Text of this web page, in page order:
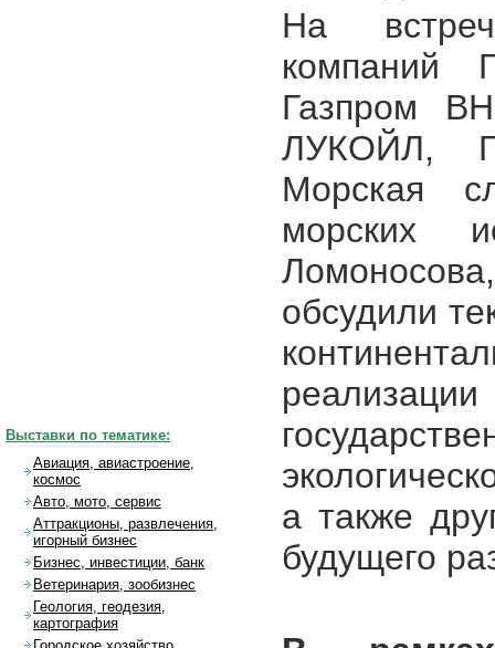
На
компаний
Газпром
ЛУКОЙЛ,
Морская
морских
обсудили
а также
будущего
Выставки по тематике:
Авиация, авиастроение,
космос
Авто, мото, сервис
Аттракционы, развлечения,
игорный бизнес
Бизнес, инвестиции, банк
Ветеринария, зообизнес
Геология, геодезия,
картография